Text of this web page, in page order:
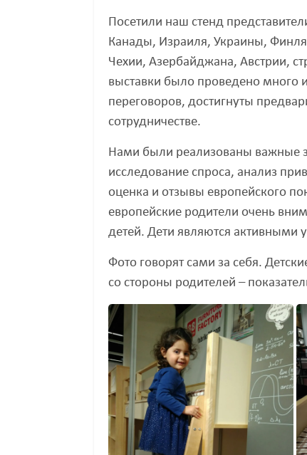
Посетили наш стенд
Канады, Израиля, Украины,
Чехии, Азербайджана, Австрии,
выставки было проведено много
переговоров, достигнуты
сотрудничестве.
Нами были реализованы важные
исследование спроса, анализ
оценка и отзывы европейского
европейские родители очень
детей. Дети являются активными
Фото говорят сами за себя.
со стороны родителей –